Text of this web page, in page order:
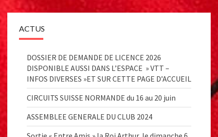
ACTUS
DOSSIER DE DEMANDE DE LICENCE 2026
DISPONIBLE AUSSI DANS L’ESPACE » VTT –
INFOS DIVERSES »ET SUR CETTE PAGE D’ACCUEIL
CIRCUITS SUISSE NORMANDE du 16 au 20 juin
ASSEMBLEE GENERALE DU CLUB 2024